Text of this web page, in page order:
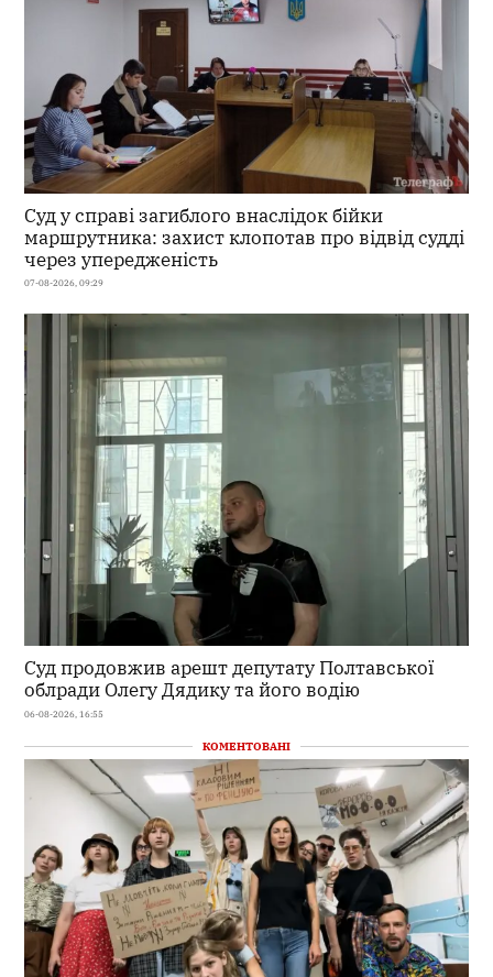
Суд у справі загиблого внаслідок бійки
маршрутника: захист клопотав про відвід судді
через упередженість
07-08-2026, 09:29
Суд продовжив арешт депутату Полтавської
облради Олегу Дядику та його водію
06-08-2026, 16:55
КОМЕНТОВАНІ